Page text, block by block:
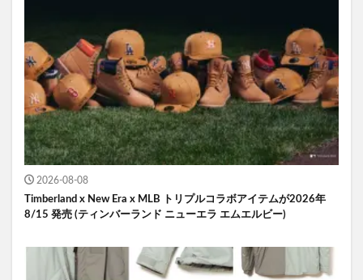
2026-08-08
Timberland x New Era x MLB トリプルコラボアイテムが2026年
8/15 発売 (ティンバーランド ニューエラ エムエルビー)